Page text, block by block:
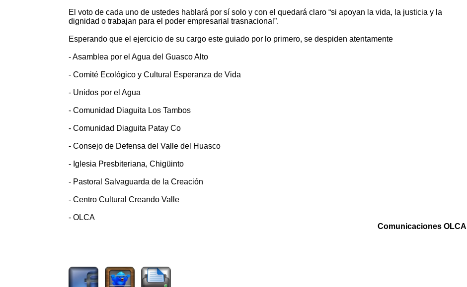
El voto de cada uno de ustedes hablará por sí solo y con el quedará claro “si apoyan la vida, la justicia y la
dignidad o trabajan para el poder empresarial trasnacional”.
Esperando que el ejercicio de su cargo este guiado por lo primero, se despiden atentamente
- Asamblea por el Agua del Guasco Alto
- Comité Ecológico y Cultural Esperanza de Vida
- Unidos por el Agua
- Comunidad Diaguita Los Tambos
- Comunidad Diaguita Patay Co
- Consejo de Defensa del Valle del Huasco
- Iglesia Presbiteriana, Chigüinto
- Pastoral Salvaguarda de la Creación
- Centro Cultural Creando Valle
- OLCA
Comunicaciones OLCA